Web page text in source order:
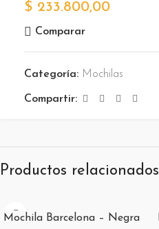
$ 233.800,00
Comparar
Categoría: Mochilas
Compartir:
Productos relacionados
Mochila Barcelona – Negra